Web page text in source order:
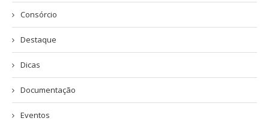
Consórcio
Destaque
Dicas
Documentação
Eventos